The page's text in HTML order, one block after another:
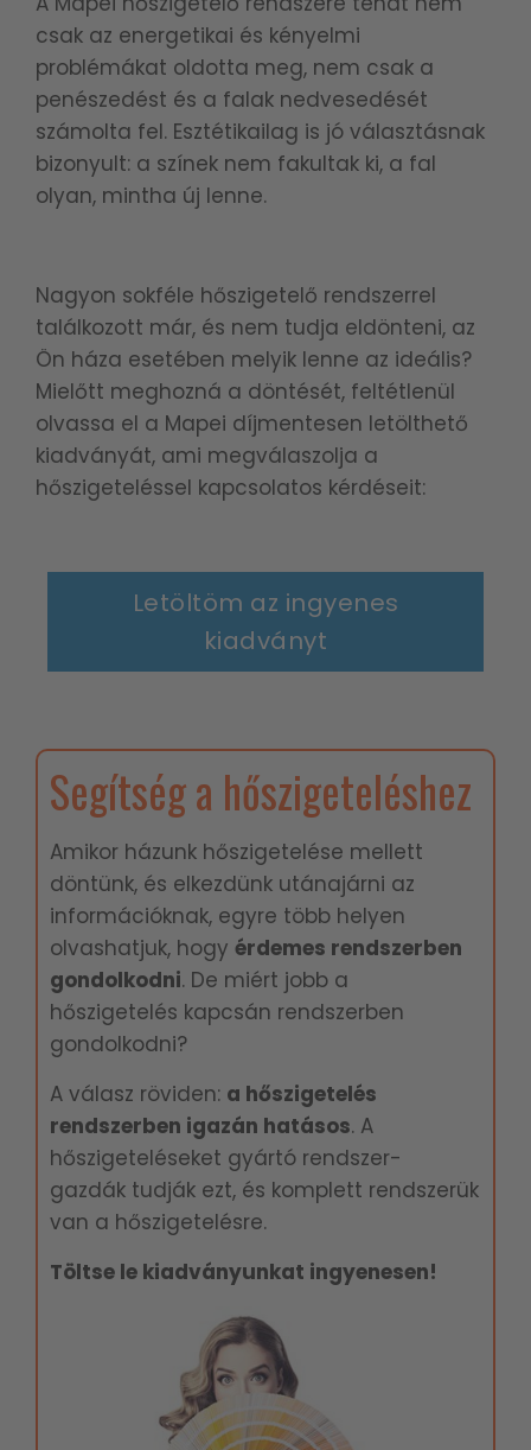
csak az energetikai és kényelmi
problémákat oldotta meg, nem csak a
penészedést és a falak nedvesedését
számolta fel. Esztétikailag is jó választásnak
bizonyult: a színek nem fakultak ki, a fal
olyan, mintha új lenne.
Nagyon sokféle hőszigetelő rendszerrel
találkozott már, és nem tudja eldönteni, az
Ön háza esetében melyik lenne az ideális?
Mielőtt meghozná a döntését, feltétlenül
olvassa el a Mapei díjmentesen letölthető
kiadványát, ami megválaszolja a
hőszigeteléssel kapcsolatos kérdéseit:
Letöltöm az ingyenes
kiadványt
Segítség a hőszigeteléshez
Amikor házunk hőszigetelése mellett
döntünk, és elkezdünk utánajárni az
információknak, egyre több helyen
olvashatjuk, hogy érdemes rendszerben
gondolkodni. De miért jobb a
hőszigetelés kapcsán rendszerben
gondolkodni?
A válasz röviden: a hőszigetelés
rendszerben igazán hatásos. A
hőszigeteléseket gyártó rendszer-
gazdák tudják ezt, és komplett rendszerük
van a hőszigetelésre.
Töltse le kiadványunkat ingyenesen!